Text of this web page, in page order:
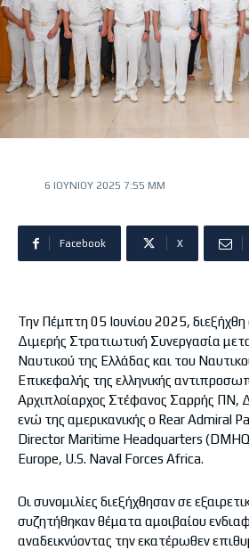
6 ΙΟΥΝΊΟΥ 2025 7:55 ΜΜ
Facebook X
Την Πέμπτη 05 Ιουνίου 2025,
Διμερής Στρατιωτική Συνεργασία
Ναυτικού της Ελλάδας και του
Επικεφαλής της ελληνικής
Αρχιπλοίαρχος Στέφανος Σαρρής ΠΝ,
ενώ της αμερικανικής ο Rear Admiral
Director Maritime Headquarters
Europe, U.S. Naval Forces Africa.
Οι συνομιλίες διεξήχθησαν σε
συζητήθηκαν θέματα αμοιβαίου
αναδεικνύοντας την εκατέρωθεν